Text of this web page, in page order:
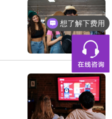
想了解下费用